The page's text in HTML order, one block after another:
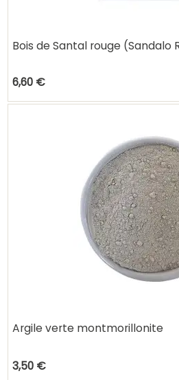
Bois de Santal rouge (Sandalo
6,60 €
Argile verte montmorillonite
3,50 €